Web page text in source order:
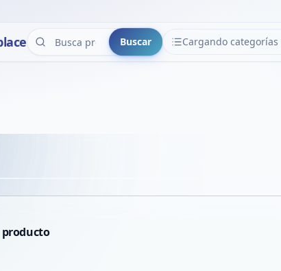
Buscar Cargando categorías
CATEGORÍAS
VER EN PANTALLA COMPLETA